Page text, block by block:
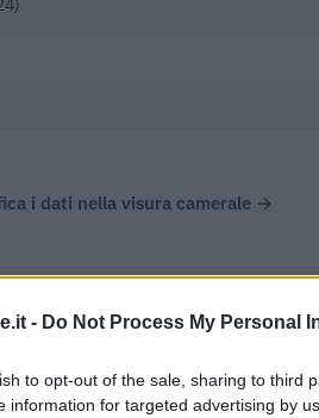
- Do Not Process My Personal
to opt-out of the sale, sharing to third
information for targeted advertising by
i dati nella visura camerale →
S.r.l. Stp ha registrato un
chiudendo con un utile di €